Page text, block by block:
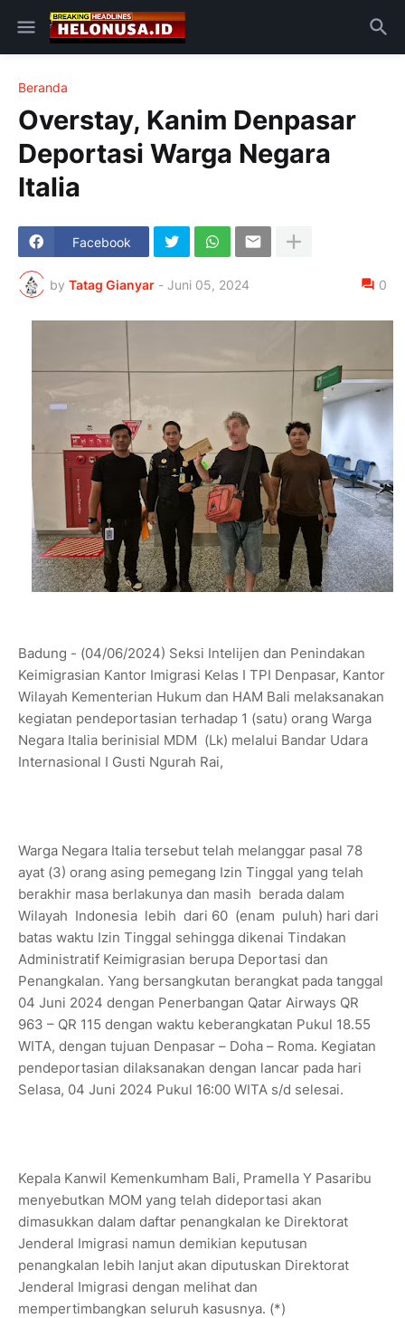
Beranda
Overstay, Kanim Denpasar
Deportasi Warga Negara
Italia
Facebook
by Tatag Gianyar - Juni 05, 2024 0
Badung - (04/06/2024) Seksi Intelijen dan Penindakan
Keimigrasian Kantor Imigrasi Kelas I TPI Denpasar, Kantor
Wilayah Kementerian Hukum dan HAM Bali melaksanakan
kegiatan pendeportasian terhadap 1 (satu) orang Warga
Negara Italia berinisial MDM (Lk) melalui Bandar Udara
Internasional I Gusti Ngurah Rai,
Warga Negara Italia tersebut telah melanggar pasal 78
ayat (3) orang asing pemegang Izin Tinggal yang telah
berakhir masa berlakunya dan masih berada dalam
Wilayah Indonesia lebih dari 60 (enam puluh) hari dari
batas waktu Izin Tinggal sehingga dikenai Tindakan
Administratif Keimigrasian berupa Deportasi dan
Penangkalan. Yang bersangkutan berangkat pada tanggal
04 Juni 2024 dengan Penerbangan Qatar Airways QR
963 – QR 115 dengan waktu keberangkatan Pukul 18.55
WITA, dengan tujuan Denpasar – Doha – Roma. Kegiatan
pendeportasian dilaksanakan dengan lancar pada hari
Selasa, 04 Juni 2024 Pukul 16:00 WITA s/d selesai.
Kepala Kanwil Kemenkumham Bali, Pramella Y Pasaribu
menyebutkan MOM yang telah dideportasi akan
dimasukkan dalam daftar penangkalan ke Direktorat
Jenderal Imigrasi namun demikian keputusan
penangkalan lebih lanjut akan diputuskan Direktorat
Jenderal Imigrasi dengan melihat dan
mempertimbangkan seluruh kasusnya. (*)